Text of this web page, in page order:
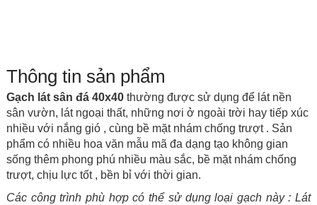
Thông tin sản phẩm
Gạch lát sân đá 40x40thường được sử dụng để lát nền
sân vườn, lát ngoại thất, những nơi ở ngoài trời hay tiếp xúc
nhiều với nắng gió , cùng bề mặt nhám chống trượt . Sản
phẩm có nhiều hoa văn mẫu mã đa dạng tạo không gian
sống thêm phong phú nhiều màu sắc, bề mặt nhám chống
trượt, chịu lực tốt , bền bỉ với thời gian.
Các công trình phù hợp có thể sử dụng loại gạch này : Lát